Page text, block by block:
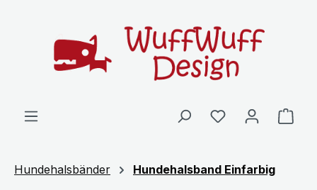
Hundehalsbänder Hundehalsband Einfarbig